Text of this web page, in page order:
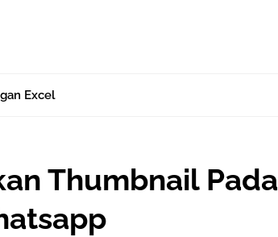
Excel
Thumbnail Pada